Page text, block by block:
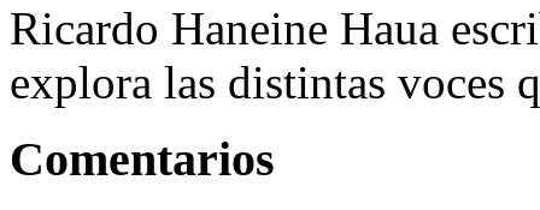
Ricardo Haneine Haua
explora las distintas voces
Comentarios